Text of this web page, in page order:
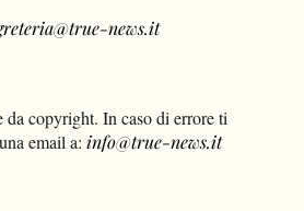
news.it
copyright. In caso di errore ti
email a: info@true-news.it